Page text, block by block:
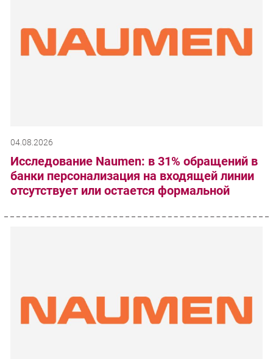
04.08.2026
Исследование Naumen: в 31% обращений в
банки персонализация на входящей линии
отсутствует или остается формальной